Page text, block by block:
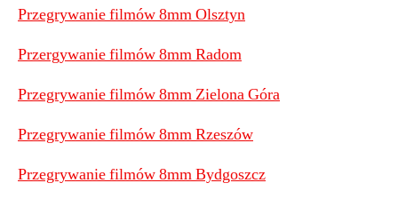
Przegrywanie filmów 8mm Olsztyn
Przergywanie filmów 8mm Radom
Przegrywanie filmów 8mm Zielona Góra
Przegrywanie filmów 8mm Rzeszów
Przegrywanie filmów 8mm Bydgoszcz